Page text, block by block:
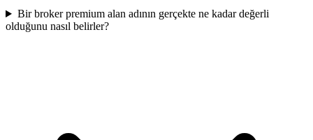
Bir broker premium alan adının gerçekte ne kadar değerli
olduğunu nasıl belirler?